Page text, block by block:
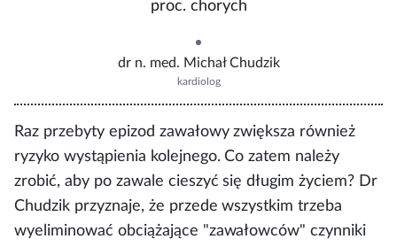
proc. chorych
dr n. med. Michał Chudzik
kardiolog
Raz przebyty epizod zawałowy zwiększa również
ryzyko wystąpienia kolejnego. Co zatem należy
zrobić, aby po zawale cieszyć się długim życiem? Dr
Chudzik przyznaje, że przede wszystkim trzeba
wyeliminować obciążające "zawałowców" czynniki